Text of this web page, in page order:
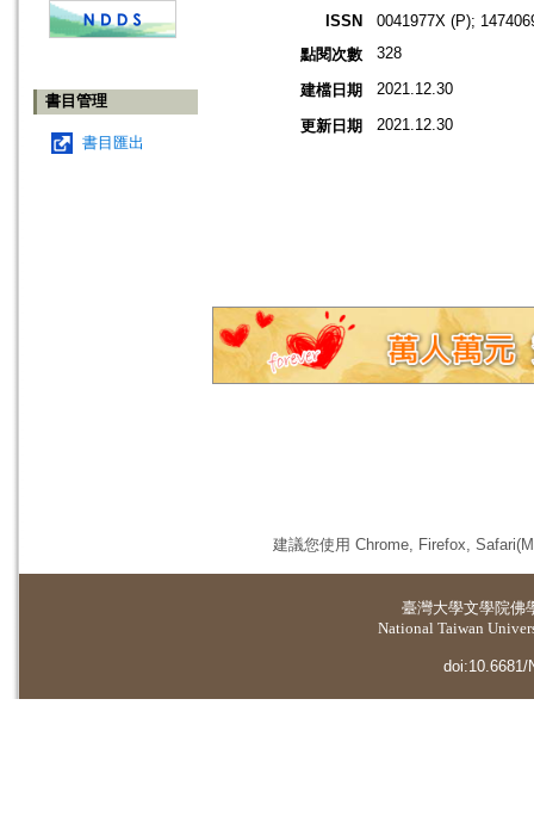
書目管理
書目匯出
ISSN
0041977X (P);
點閱次數
328
建檔日期 2021.12.30
更新日期 2021.12.30
建議您使用 Chrome, Firefox,
臺灣大學文學院佛
National Taiwan
doi:10.6681/